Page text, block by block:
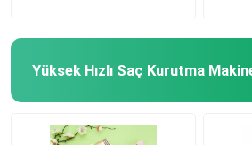
Yüksek Hızlı Saç Kurutma